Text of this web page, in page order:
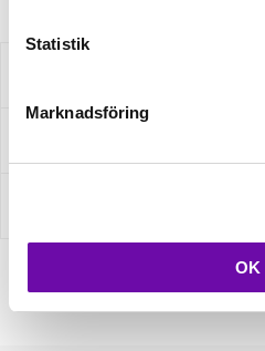
Statistik
Marknadsföring
OK